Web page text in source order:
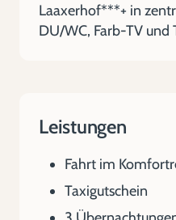
Laaxerhof***+ in
DU/WC, Farb-TV und
Leistungen
Fahrt im
Taxigutschein